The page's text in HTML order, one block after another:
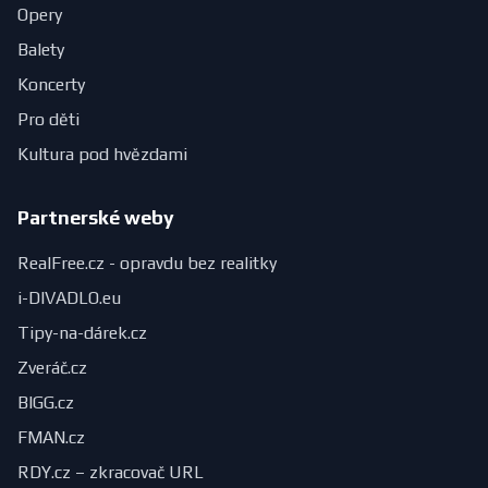
Opery
Balety
Koncerty
Pro děti
Kultura pod hvězdami
Partnerské weby
RealFree.cz - opravdu bez realitky
i-DIVADLO.eu
Tipy-na-dárek.cz
Zveráč.cz
BIGG.cz
FMAN.cz
RDY.cz – zkracovač URL